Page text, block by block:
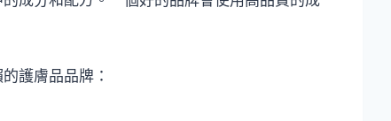
護膚品品牌：